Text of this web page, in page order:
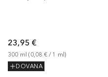
23,95 €
300 ml (0,08 € / 1 ml)
DOVANA